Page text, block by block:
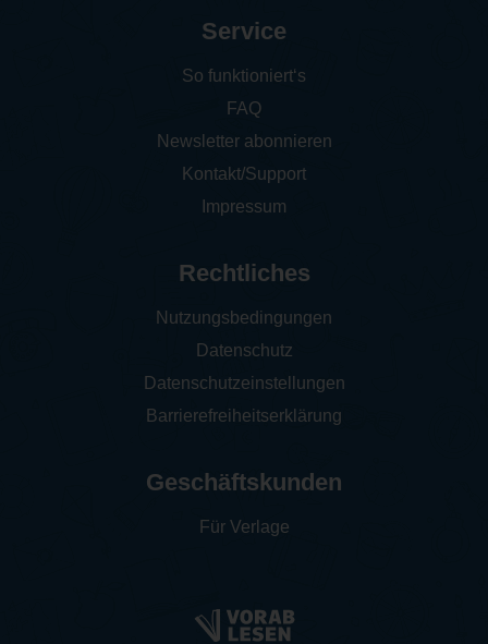
Service
So funktioniert‘s
FAQ
Newsletter abonnieren
Kontakt/Support
Impressum
Rechtliches
Nutzungsbedingungen
Datenschutz
Datenschutzeinstellungen
Barrierefreiheitserklärung
Geschäftskunden
Für Verlage